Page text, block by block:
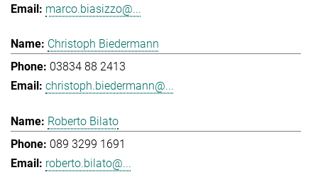
marco.biasizzo@...
Christoph Biedermann
03834 88 2413
christoph.biedermann@...
Roberto Bilato
089 3299 1691
roberto.bilato@...